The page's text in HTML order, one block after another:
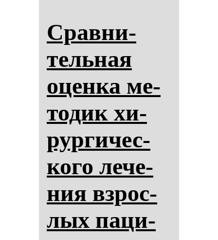
Срав­ни­
тель­ная
оцен­ка ме­
то­дик хи­
рур­ги­чес­
ко­го ле­че­
ния взрос­
лых па­ци­